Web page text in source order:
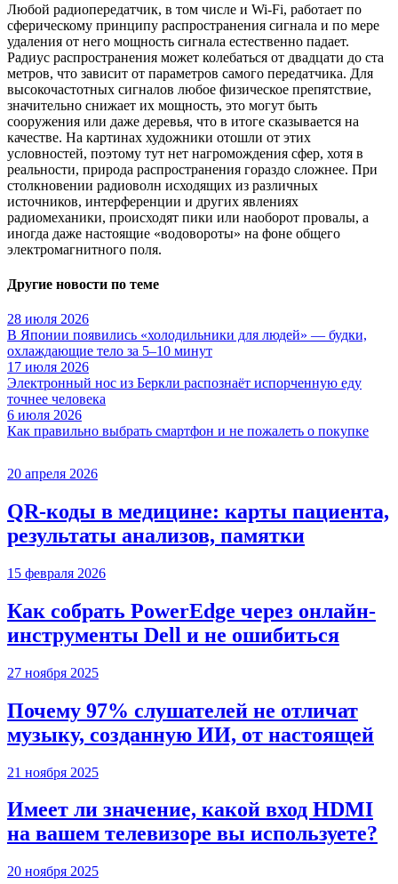
Любой радиопередатчик, в том числе и Wi-Fi, работает по
сферическому принципу распространения сигнала и по мере
удаления от него мощность сигнала естественно падает.
Радиус распространения может колебаться от двадцати до ста
метров, что зависит от параметров самого передатчика. Для
высокочастотных сигналов любое физическое препятствие,
значительно снижает их мощность, это могут быть
сооружения или даже деревья, что в итоге сказывается на
качестве. На картинах художники отошли от этих
условностей, поэтому тут нет нагромождения сфер, хотя в
реальности, природа распространения гораздо сложнее. При
столкновении радиоволн исходящих из различных
источников, интерференции и других явлениях
радиомеханики, происходят пики или наоборот провалы, а
иногда даже настоящие «водовороты» на фоне общего
электромагнитного поля.
Другие новости по теме
28 июля 2026
В Японии появились «холодильники для людей» — будки,
охлаждающие тело за 5–10 минут
17 июля 2026
Электронный нос из Беркли распознаёт испорченную еду
точнее человека
6 июля 2026
Как правильно выбрать смартфон и не пожалеть о покупке
20 апреля 2026
QR-коды в медицине: карты пациента,
результаты анализов, памятки
15 февраля 2026
Как собрать PowerEdge через онлайн-
инструменты Dell и не ошибиться
27 ноября 2025
Почему 97% слушателей не отличат
музыку, созданную ИИ, от настоящей
21 ноября 2025
Имеет ли значение, какой вход HDMI
на вашем телевизоре вы используете?
20 ноября 2025